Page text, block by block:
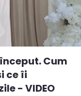
Cum
ce îi
- VIDEO